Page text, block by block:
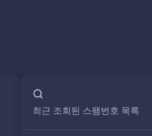
최근 조회된 스팸번호 목록